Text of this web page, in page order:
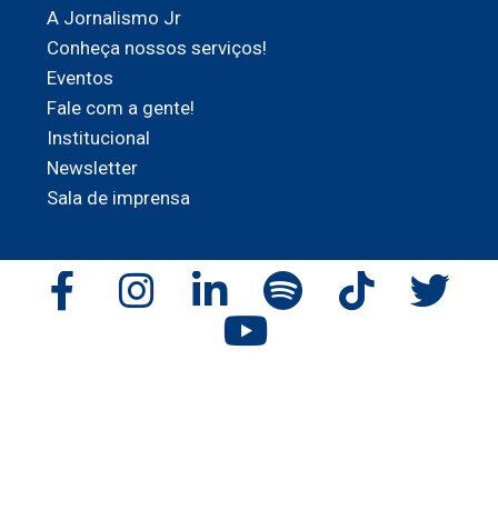
A Jornalismo Jr
Conheça nossos serviços!
Eventos
Fale com a gente!
Institucional
Newsletter
Sala de imprensa